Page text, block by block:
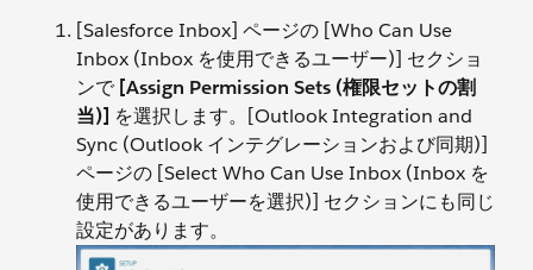
[Salesforce Inbox] ページの [Who Can Use
Inbox (Inbox を使用できるユーザー)] セクショ
ンで [Assign Permission Sets (権限セットの割
当)] を選択します。[Outlook Integration and
Sync (Outlook インテグレーションおよび同期)]
ページの [Select Who Can Use Inbox (Inbox を
使用できるユーザーを選択)] セクションにも同じ
設定があります。